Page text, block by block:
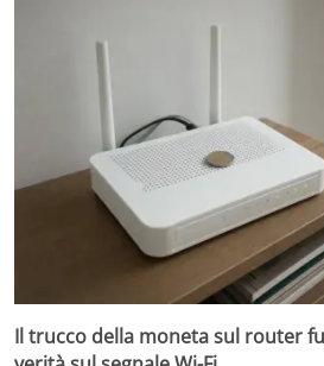
Il trucco della moneta sul router